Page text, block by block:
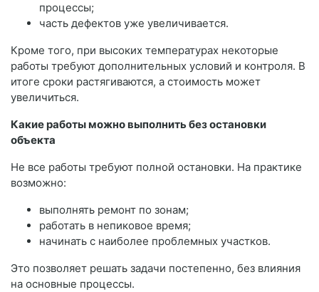
процессы;
часть дефектов уже увеличивается.
Кроме того, при высоких температурах некоторые
работы требуют дополнительных условий и контроля. В
итоге сроки растягиваются, а стоимость может
увеличиться.
Какие работы можно выполнить без остановки
объекта
Не все работы требуют полной остановки. На практике
возможно:
выполнять ремонт по зонам;
работать в непиковое время;
начинать с наиболее проблемных участков.
Это позволяет решать задачи постепенно, без влияния
на основные процессы.